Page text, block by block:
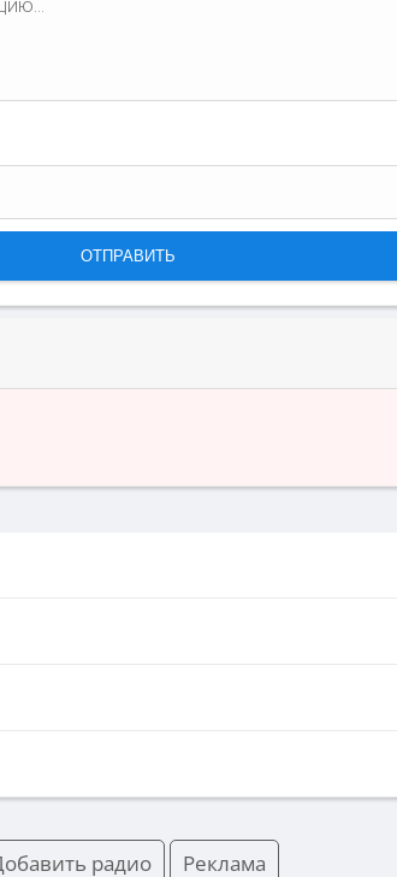
радио Реклама